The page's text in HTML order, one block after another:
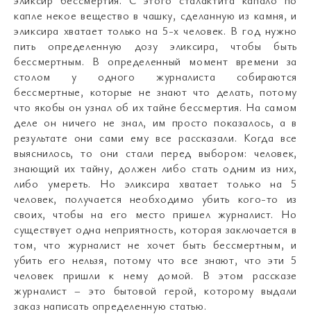
капле некое вещество в чашку, сделанную из камня, и
эликсира хватает только на 5-х человек. В год нужно
пить определенную дозу эликсира, чтобы быть
бессмертным. В определенный момент времени за
столом у одного журналиста собираются
бессмертные, которые не знают что делать, потому
что якобы он узнал об их тайне бессмертия. На самом
деле он ничего не знал, им просто показалось, а в
результате они сами ему все рассказали. Когда все
выяснилось, то они стали перед выбором: человек,
знающий их тайну, должен либо стать одним из них,
либо умереть. Но эликсира хватает только на 5
человек, получается необходимо убить кого-то из
своих, чтобы на его место пришел журналист. Но
существует одна неприятность, которая заключается в
том, что журналист не хочет быть бессмертным, и
убить его нельзя, потому что все знают, что эти 5
человек пришли к нему домой. В этом рассказе
журналист – это бытовой герой, которому выдали
заказ написать определенную статью.